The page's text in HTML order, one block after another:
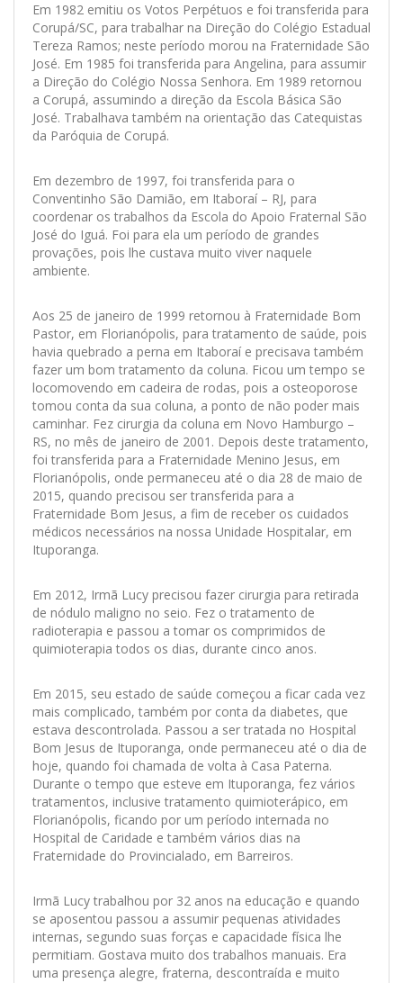
Em 1982 emitiu os Votos Perpétuos e foi transferida para
Corupá/SC, para trabalhar na Direção do Colégio Estadual
Tereza Ramos; neste período morou na Fraternidade São
José. Em 1985 foi transferida para Angelina, para assumir
a Direção do Colégio Nossa Senhora. Em 1989 retornou
a Corupá, assumindo a direção da Escola Básica São
José. Trabalhava também na orientação das Catequistas
da Paróquia de Corupá.
Em dezembro de 1997, foi transferida para o
Conventinho São Damião, em Itaboraí – RJ, para
coordenar os trabalhos da Escola do Apoio Fraternal São
José do Iguá. Foi para ela um período de grandes
provações, pois lhe custava muito viver naquele
ambiente.
Aos 25 de janeiro de 1999 retornou à Fraternidade Bom
Pastor, em Florianópolis, para tratamento de saúde, pois
havia quebrado a perna em Itaboraí e precisava também
fazer um bom tratamento da coluna. Ficou um tempo se
locomovendo em cadeira de rodas, pois a osteoporose
tomou conta da sua coluna, a ponto de não poder mais
caminhar. Fez cirurgia da coluna em Novo Hamburgo –
RS, no mês de janeiro de 2001. Depois deste tratamento,
foi transferida para a Fraternidade Menino Jesus, em
Florianópolis, onde permaneceu até o dia 28 de maio de
2015, quando precisou ser transferida para a
Fraternidade Bom Jesus, a fim de receber os cuidados
médicos necessários na nossa Unidade Hospitalar, em
Ituporanga.
Em 2012, Irmã Lucy precisou fazer cirurgia para retirada
de nódulo maligno no seio. Fez o tratamento de
radioterapia e passou a tomar os comprimidos de
quimioterapia todos os dias, durante cinco anos.
Em 2015, seu estado de saúde começou a ficar cada vez
mais complicado, também por conta da diabetes, que
estava descontrolada. Passou a ser tratada no Hospital
Bom Jesus de Ituporanga, onde permaneceu até o dia de
hoje, quando foi chamada de volta à Casa Paterna.
Durante o tempo que esteve em Ituporanga, fez vários
tratamentos, inclusive tratamento quimioterápico, em
Florianópolis, ficando por um período internada no
Hospital de Caridade e também vários dias na
Fraternidade do Provincialado, em Barreiros.
Irmã Lucy trabalhou por 32 anos na educação e quando
se aposentou passou a assumir pequenas atividades
internas, segundo suas forças e capacidade física lhe
permitiam. Gostava muito dos trabalhos manuais. Era
uma presença alegre, fraterna, descontraída e muito